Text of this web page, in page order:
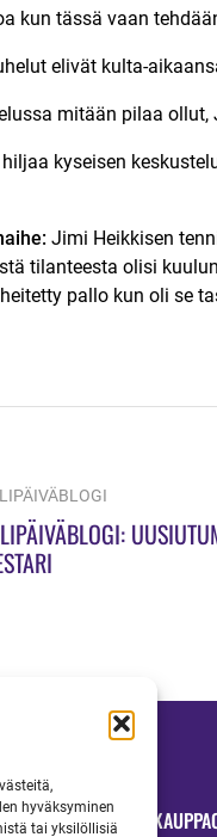
hyväksyminen
tai yksilöllisiä
kun tässä vaan
elivät kulta-
mitään pilaa
kyseisen
Jimi Heikkisen
tilanteesta olisi
pallo kun oli se
OTTELUTJYMYKAUPPA